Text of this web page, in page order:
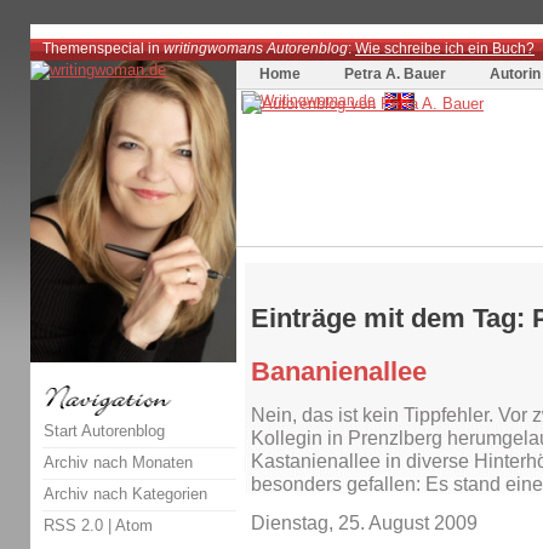
Themenspecial inwritingwomans Autorenblog:Wie schreibe ich ein Buch?
Home
Petra A. Bauer Autorin
Einträge mit dem Tag:
Bananienallee
Nein, das ist kein Tippfehler. Vor
Kollegin in Prenzlberg
Kastanienallee in diverse
besonders gefallen: Es stand
Dienstag, 25. August 2009
Start Autorenblog
Archiv nach Monaten
Archiv nach Kategorien
RSS 2.0 | Atom